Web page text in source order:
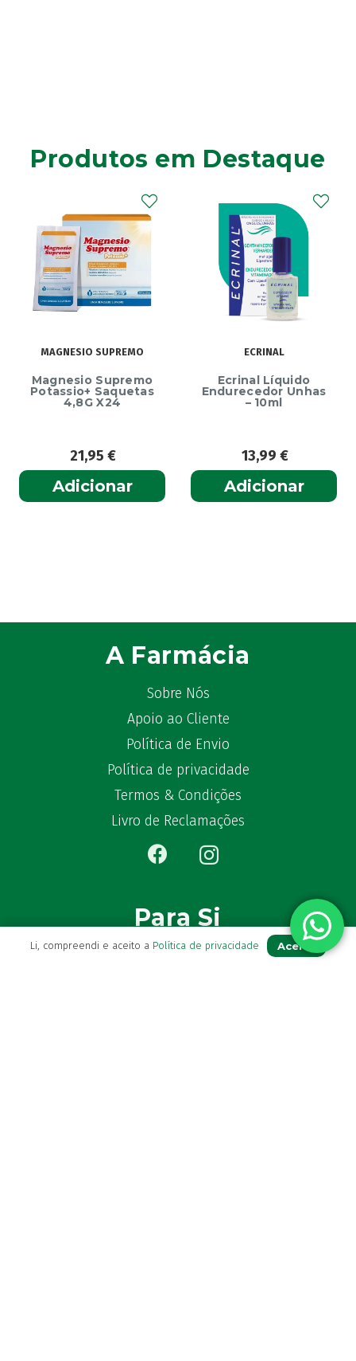
Produtos em Destaque
MAGNESIO SUPREMO
Magnesio Supremo
Potassio+ Saquetas
4,8G X24
21,95€
Adicionar
ECRINAL
Ecrinal Líquido
Endurecedor Unhas
– 10ml
13,99€
Adicionar
A Farmácia
Sobre Nós
Apoio ao Cliente
Política de Envio
Política de privacidade
Termos & Condições
Livro de Reclamações
Para Si
A sua conta
Li, compreendi e aceito a Política de privacidade Aceito